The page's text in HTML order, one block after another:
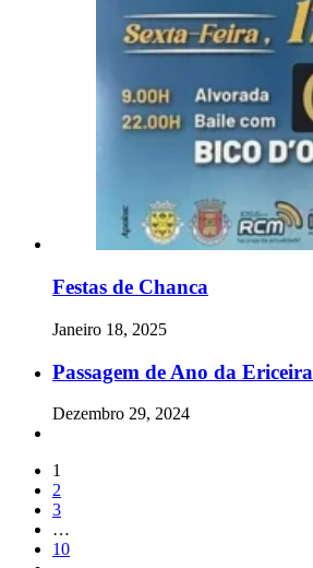
Festas de Chanca
Janeiro 18, 2025
Passagem de Ano da Ericeira
Dezembro 29, 2024
1
2
3
…
10